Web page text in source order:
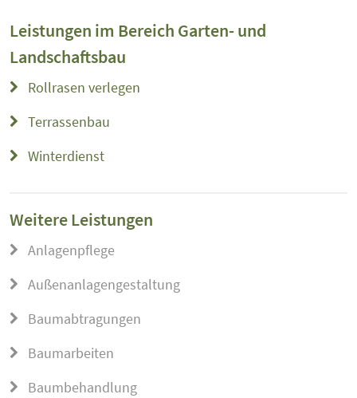
Leistungen im Bereich Garten- und
Landschaftsbau
Rollrasen verlegen
Terrassenbau
Winterdienst
Weitere Leistungen
Anlagenpflege
Außenanlagengestaltung
Baumabtragungen
Baumarbeiten
Baumbehandlung